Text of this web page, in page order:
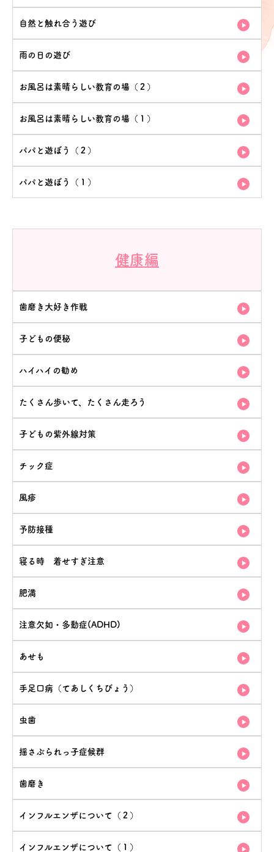
自然と触れ合う遊び
雨の日の遊び
お風呂は素晴らしい教育の場（２）
お風呂は素晴らしい教育の場（１）
パパと遊ぼう（２）
パパと遊ぼう（１）
健康編
歯磨き大好き作戦
子どもの便秘
ハイハイの勧め
たくさん歩いて、たくさん走ろう
子どもの紫外線対策
チック症
風疹
予防接種
寝る時 着せすぎ注意
肥満
注意欠如・多動症(ADHD)
あせも
手足口病（てあしくちびょう）
虫歯
揺さぶられっ子症候群
歯磨き
インフルエンザについて（２）
インフルエンザについて（１）